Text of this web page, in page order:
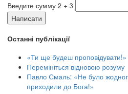
Введите сумму 2 + 3
Написати
Останні публікації
«Ти ще будеш проповідувати!»
Перемініться відновою розуму
Павло Смаль: «Не було
приходили до Бога!»